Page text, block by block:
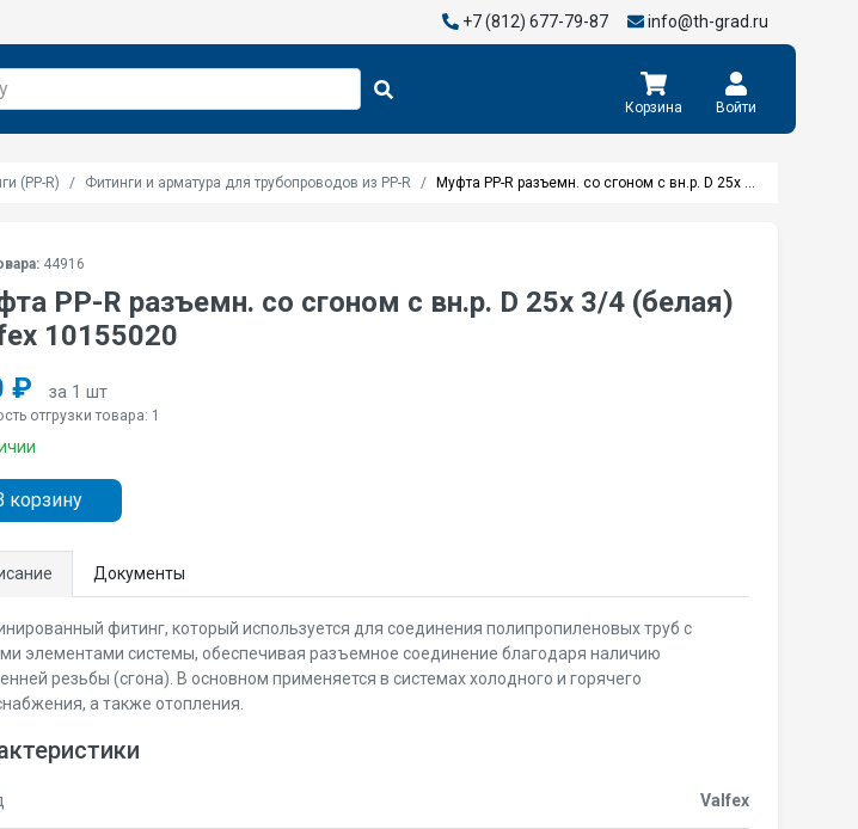
+7 (812) 677-79-87 info@th-grad.ru
Корзина Войти
(PP-R) Фитинги и арматура для трубопроводов из PP-R Муфта PP-R разъемн. со сгоном с вн.р. D 25х 3/4 (белая) Valfex 10155020
44916
PP-R разъемн. со сгоном с вн.р. D 25х 3/4 (белая)
10155020
₽
за 1 шт
отгрузки товара: 1
корзину
Документы
фитинг, который используется для соединения полипропиленовых труб с
элементами системы, обеспечивая разъемное соединение благодаря наличию
резьбы (сгона). В основном применяется в системах холодного и горячего
а также отопления.
Valfex